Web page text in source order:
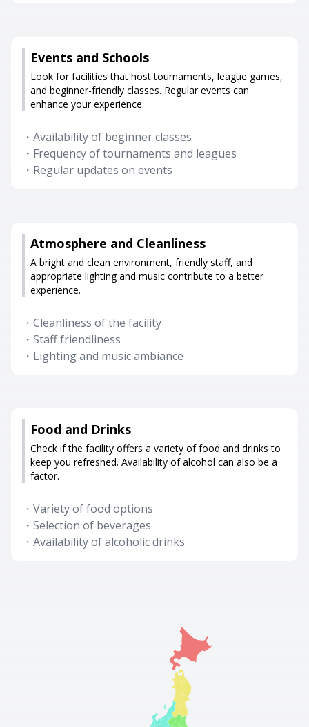
Events and Schools
Look for facilities that host tournaments, league games,
and beginner-friendly classes. Regular events can
enhance your experience.
・ Availability of beginner classes
・ Frequency of tournaments and leagues
・ Regular updates on events
Atmosphere and Cleanliness
A bright and clean environment, friendly staff, and
appropriate lighting and music contribute to a better
experience.
・ Cleanliness of the facility
・ Staff friendliness
・ Lighting and music ambiance
Food and Drinks
Check if the facility offers a variety of food and drinks to
keep you refreshed. Availability of alcohol can also be a
factor.
・ Variety of food options
・ Selection of beverages
・ Availability of alcoholic drinks